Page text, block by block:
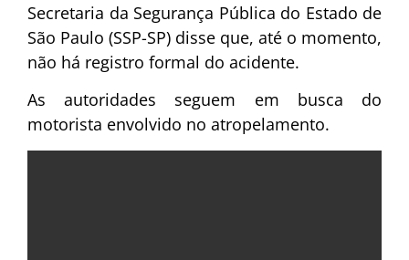
Secretaria da Segurança Pública do Estado de
São Paulo (SSP-SP) disse que, até o momento,
não há registro formal do acidente.
As autoridades seguem em busca do
motorista envolvido no atropelamento.